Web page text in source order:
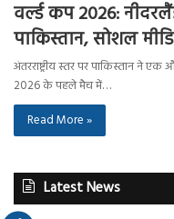
वर्ल्ड कप 2026:
पाकिस्तान, सोशल
अंतरराष्ट्रीय स्तर पर पाकिस्तान ने
2026 के पहले मैच में…
Read More »
Latest News